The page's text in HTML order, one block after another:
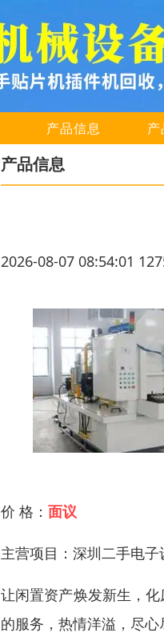
产品信息
产品信息
2026-08-07 08:54:01
价 格： 面议
主营项目：深圳二手电
让闲置资产焕发新生，
的服务，热情洋溢，尽